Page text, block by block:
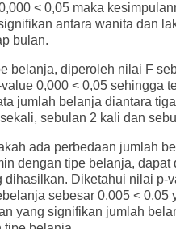
< 0,05 maka
antara wanita dan
bulan.
belanja, diperoleh nilai F
0,000 < 0,05 sehingga
jumlah belanja diantara
sebulan 2 kali dan
ada perbedaan jumlah
dengan tipe belanja, dapat
dihasilkan. Diketahui nilai p-
sebesar 0,005 < 0,05
yang signifikan jumlah